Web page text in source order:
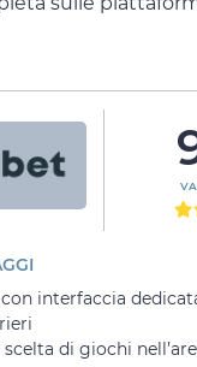
interfaccia
di giochi